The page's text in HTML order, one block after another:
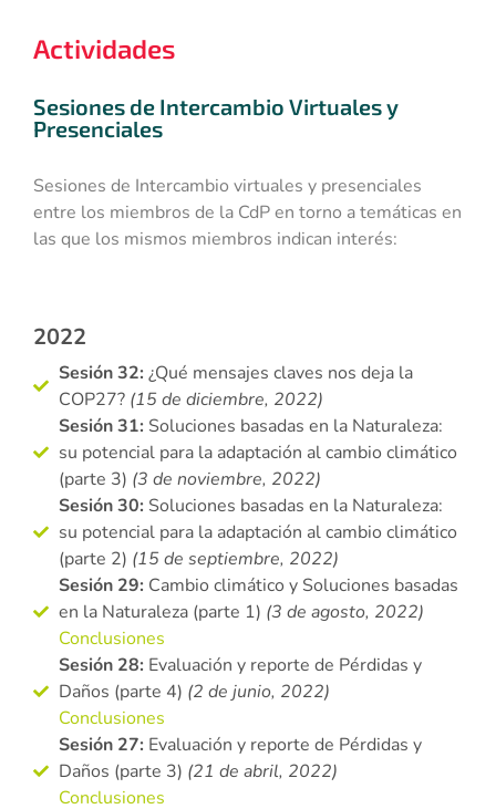
Actividades
Sesiones de Intercambio Virtuales y
Presenciales
Sesiones de Intercambio virtuales y presenciales
entre los miembros de la CdP en torno a temáticas en
las que los mismos miembros indican interés:
2022
Sesión 32: ¿Qué mensajes claves nos deja la
COP27? (15 de diciembre, 2022)
Sesión 31: Soluciones basadas en la Naturaleza:
su potencial para la adaptación al cambio climático
(parte 3) (3 de noviembre, 2022)
Sesión 30: Soluciones basadas en la Naturaleza:
su potencial para la adaptación al cambio climático
(parte 2) (15 de septiembre, 2022)
Sesión 29: Cambio climático y Soluciones basadas
en la Naturaleza (parte 1) (3 de agosto, 2022)
Conclusiones
Sesión 28: Evaluación y reporte de Pérdidas y
Daños (parte 4) (2 de junio, 2022)
Conclusiones
Sesión 27: Evaluación y reporte de Pérdidas y
Daños (parte 3) (21 de abril, 2022)
Conclusiones